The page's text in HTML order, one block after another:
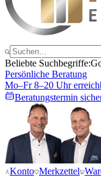
Beliebte Suchbegriffe:
Persönliche Beratung
Mo–Fr 8–20 Uhr
Beratungstermin
Konto Merkzettel